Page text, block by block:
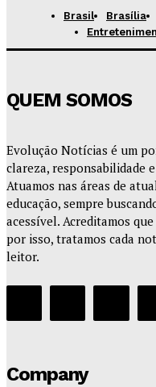
Brasil Brasília
QUEM SOMOS
Evolução Notícias é um
clareza, responsabilidade
Atuamos nas áreas de
educação, sempre
acessível. Acreditamos
por isso, tratamos cada
leitor.
Company